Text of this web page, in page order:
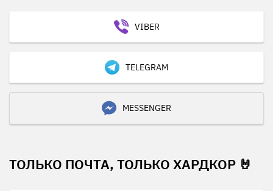
VIBER
TELEGRAM
MESSENGER
ТОЛЬКО ПОЧТА, ТОЛЬКО ХАРДКОР 🤘